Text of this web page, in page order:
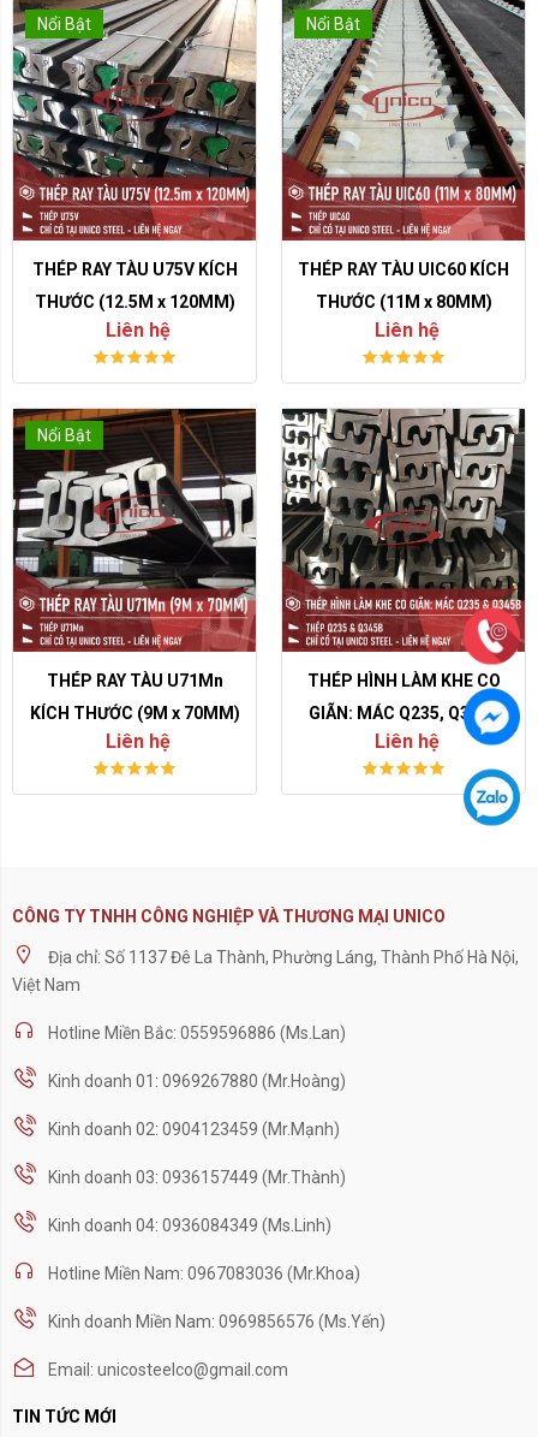
Nổi Bật
THÉP RAY TÀU U75V KÍCH
THƯỚC (12.5M x 120MM)
Liên hệ
Nổi Bật
THÉP RAY TÀU UIC60 KÍCH
THƯỚC (11M x 80MM)
Liên hệ
Nổi Bật
THÉP RAY TÀU U71Mn
KÍCH THƯỚC (9M x 70MM)
Liên hệ
THÉP HÌNH LÀM KHE CO
GIÃN: MÁC Q235, Q345B
Liên hệ
CÔNG TY TNHH CÔNG NGHIỆP VÀ THƯƠNG MẠI UNICO
Địa chỉ: Số 1137 Đê La Thành, Phường Láng, Thành Phố Hà Nội,
Việt Nam
Hotline Miền Bắc: 0559596886 (Ms.Lan)
Kinh doanh 01: 0969267880 (Mr.Hoàng)
Kinh doanh 02: 0904123459 (Mr.Mạnh)
Kinh doanh 03: 0936157449 (Mr.Thành)
Kinh doanh 04: 0936084349 (Ms.Linh)
Hotline Miền Nam: 0967083036 (Mr.Khoa)
Kinh doanh Miền Nam: 0969856576 (Ms.Yến)
Email: unicosteelco@gmail.com
TIN TỨC MỚI